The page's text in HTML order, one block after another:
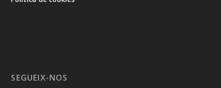
SEGUEIX-NOS